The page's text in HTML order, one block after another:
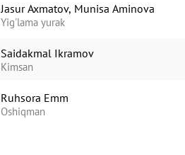
Jasur Axmatov, Munisa Aminova
Yig'lama yurak
Saidakmal Ikramov
Kimsan
Ruhsora Emm
Oshiqman